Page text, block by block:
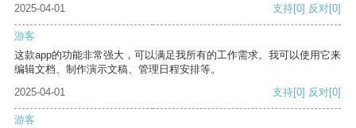
2025-04-01
支持[0] 反对[0]
游客
这款app的功能非常强大，可以满足我所有的工作需求。我可以使用它来
编辑文档、制作演示文稿、管理日程安排等。
2025-04-01
支持[0] 反对[0]
游客